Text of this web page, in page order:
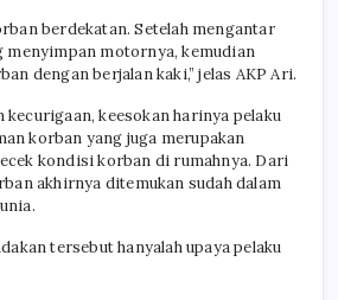
berdekatan. Setelah mengantar
menyimpan motornya, kemudian
dengan berjalan kaki,” jelas AKP Ari.
kecurigaan, keesokan harinya pelaku
korban yang juga merupakan
kondisi korban di rumahnya. Dari
akhirnya ditemukan sudah dalam
tersebut hanyalah upaya pelaku